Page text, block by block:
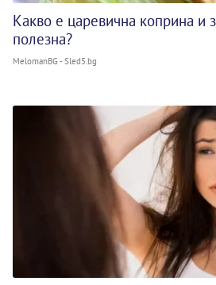
Какво е царевична коприна и
полезна?
MelomanBG - Sled5.bg